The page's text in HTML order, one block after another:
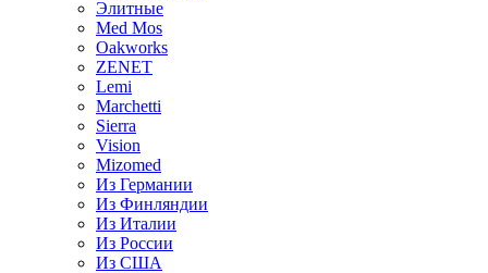
Элитные
Med Mos
Oakworks
ZENET
Lemi
Marchetti
Sierra
Vision
Mizomed
Из Германии
Из Финляндии
Из Италии
Из России
Из США